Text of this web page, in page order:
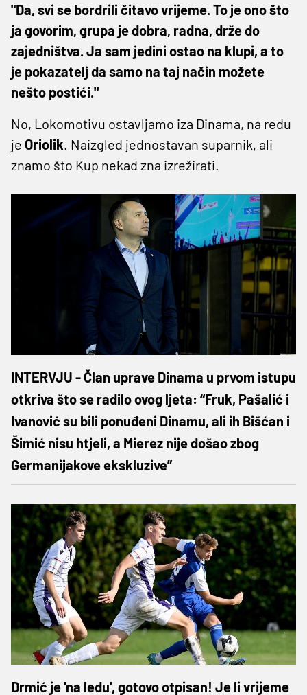
"Da, svi se bordrili čitavo vrijeme. To je ono što
ja govorim, grupa je dobra, radna, drže do
zajedništva. Ja sam jedini ostao na klupi, a to
je pokazatelj da samo na taj način možete
nešto postići."
No, Lokomotivu ostavljamo iza Dinama, na redu
je Oriolik. Naizgled jednostavan suparnik, ali
znamo što Kup nekad zna izrežirati.
INTERVJU - Član uprave Dinama u prvom istupu
otkriva što se radilo ovog ljeta: “Fruk, Pašalić i
Ivanović su bili ponuđeni Dinamu, ali ih Bišćan i
Šimić nisu htjeli, a Mierez nije došao zbog
Germanijakove ekskluzive”
Drmić je 'na ledu', gotovo otpisan! Je li vrijeme